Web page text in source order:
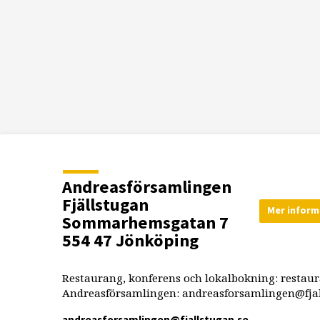
Andreasförsamlingen
Fjällstugan
Sommarhemsgatan 7
554 47 Jönköping
Mer
Restaurang, konferens och lokalbokning:
Andreasförsamlingen: